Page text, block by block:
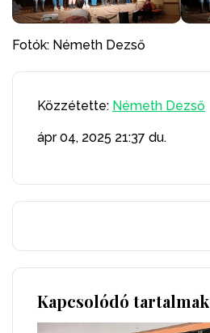
Fotók: Németh Dezső
Közzétette: Németh Dezső
ápr 04, 2025 21:37 du.
Kapcsolódó tartalmak